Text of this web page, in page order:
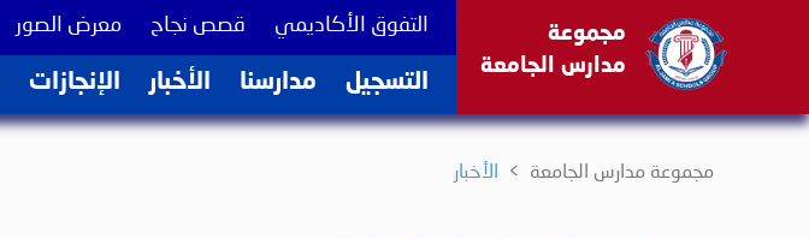
مجموعة
مدارس الجامعة
التفوق الأكاديمي
(current) قصص نجاح
(current) معرض الصور
التسجيل(current) مدارسنا
(current) الأخبار الإنجازات(current)
مجموعة مدارس الجامعة الأخبار